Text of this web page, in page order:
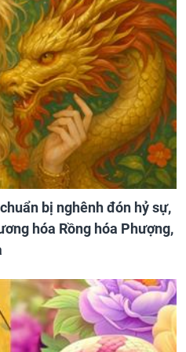
bị nghênh đón hỷ sự,
hóa Rồng hóa Phượng,